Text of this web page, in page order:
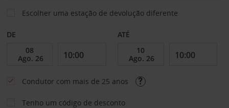
Escolher uma estação de devolução diferente
DE ATÉ
Condutor com mais de 25 anos
Tenho um código de desconto